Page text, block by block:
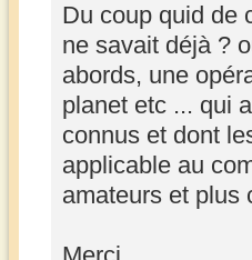
Du coup quid de
ne savait déjà ?
abords, une
planet etc ... qui
connus et dont
applicable au
amateurs et plus